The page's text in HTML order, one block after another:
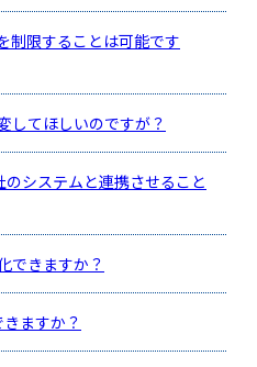
制限することは可能です
してほしいのですが？
システムと連携させること
できますか？
ますか？